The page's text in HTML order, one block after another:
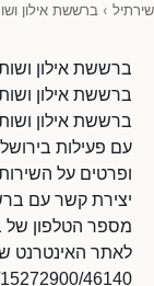
שירתיל › ברששת אילון
ברששת אילון
ברששת אילון
ברששת אילון
עם פעילות
ופרטים על
יצירת קשר עם
מספר הטלפון של
לאתר האינטרנט
46140/